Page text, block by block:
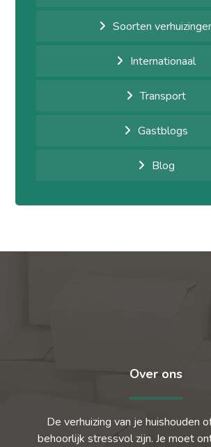
Soorten
Internationaal
Transport
Gastblogs
Blog
Over ons
De verhuizing van je huishouden
behoorlijk stressvol zijn. Je moet